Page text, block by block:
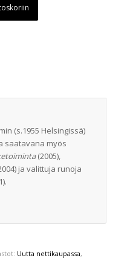
(s.1955 Helsingissä)
saatavana myös
(2005),
ja valittuja runoja
Uutta nettikaupassa,